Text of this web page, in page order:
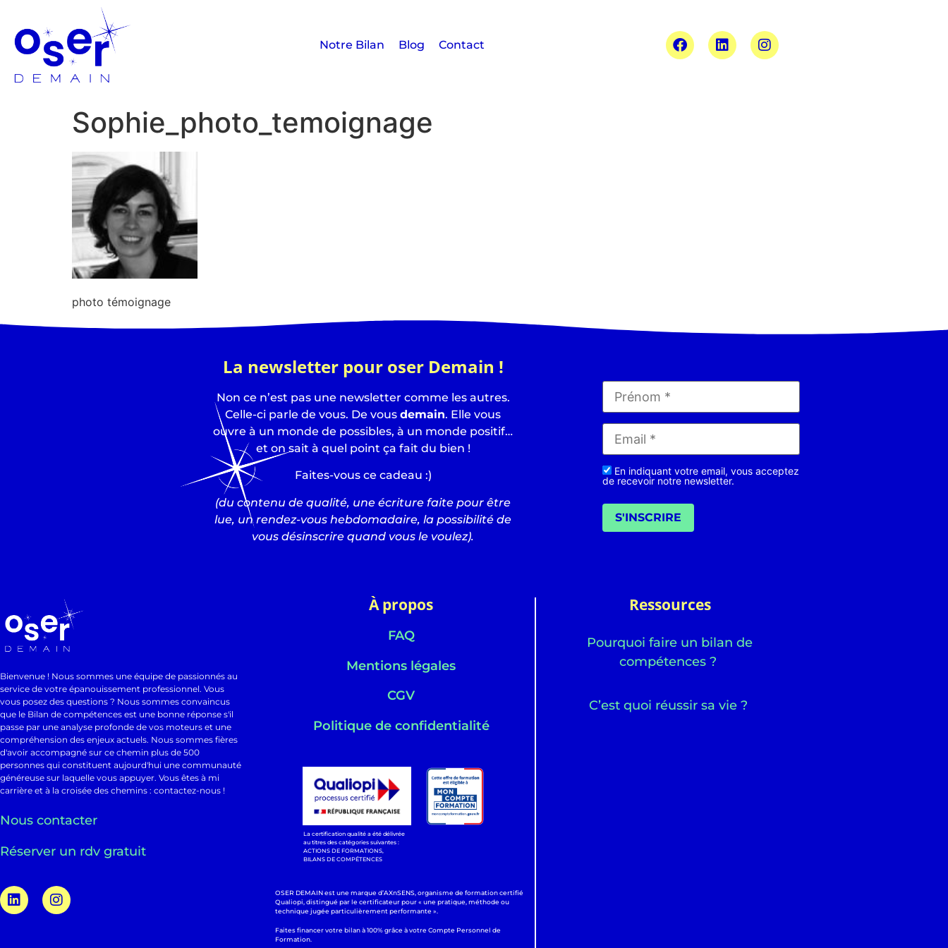
Notre Bilan Blog Contact
Sophie_photo_temoignage
photo témoignage
La newsletter pour oser Demain !
Non ce n’est pas une newsletter comme les autres.
Celle-ci parle de vous. De vousdemain. Elle vous
ouvre à un monde de possibles, à un monde positif…
et on sait à quel point ça fait du bien !
Faites-vous ce cadeau :)
(du contenu de qualité, une écriture faite pour être
lue, un rendez-vous hebdomadaire, la possibilité de
vous désinscrire quand vous le voulez).
En indiquant votre email, vous acceptez
de recevoir notre newsletter.
S'INSCRIRE
Bienvenue ! Nous sommes une équipe de passionnés au
service de votre épanouissement professionnel. Vous
vous posez des questions ? Nous sommes convaincus
que le Bilan de compétences est une bonne réponse s'il
passe par une analyse profonde de vos moteurs et une
compréhension des enjeux actuels. Nous sommes fières
d'avoir accompagné sur ce chemin plus de 500
personnes qui constituent aujourd'hui une communauté
généreuse sur laquelle vous appuyer. Vous êtes à mi
carrière et à la croisée des chemins : contactez-nous !
Nous contacter
Réserver un rdv gratuit
À propos
FAQ
Mentions légales
CGV
Politique de confidentialité
La certification qualité a été délivrée
au titres des catégories suivantes :
ACTIONS DE FORMATIONS,
BILANS DE COMPÉTENCES
OSER DEMAIN est une marque d’AXnSENS, organisme de formation certifié
Qualiopi, distingué par le certificateur pour « une pratique, méthode ou
technique jugée particulièrement performante ».
Faites financer votre bilan à 100% grâce à votre Compte Personnel de
Formation.
Ressources
Pourquoi faire un bilan de
compétences ?
C’est quoi réussir sa vie ?